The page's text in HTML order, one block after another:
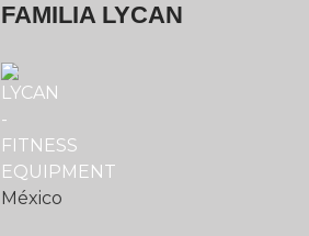
FAMILIA LYCAN
México